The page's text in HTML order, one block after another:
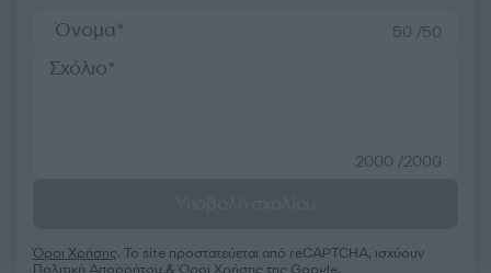
50 /50
2000 /2000
Όροι Χρήσης. Το site προστατεύεται από reCAPTCHA, ισχύουν